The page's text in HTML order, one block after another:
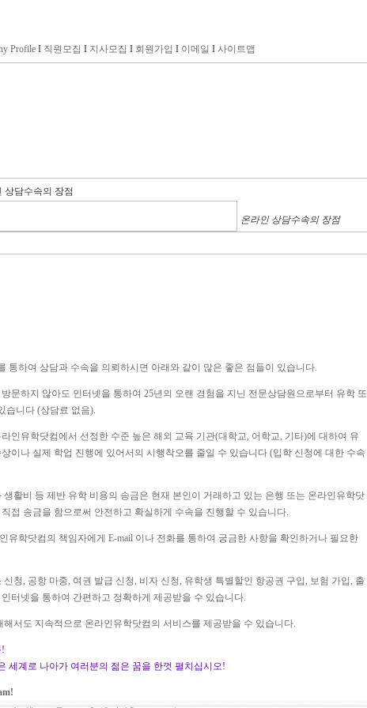
Profile I 직원모집 I 지사모집 I 회원가입 I 이메일 I 사이트맵
상담수속의 장점
온라인 상담수속의 장점
통하여 상담과 수속을 의뢰하시면 아래와 같이 많은 좋은 점들이 있습니다.
문하지 않아도 인터넷을 통하여 25년의 오랜 경험을 지닌 전문상담원으로부터 유학 또
습니다 (상담료 없음).
인유학닷컴에서 선정한 수준 높은 해외 교육 기관(대학교, 어학교, 기타)에 대하여 유
이나 실제 학업 진행에 있어서의 시행착오를 줄일 수 있습니다 (입학 신청에 대한 수속
활비 등 제반 유학 비용의 송금은 현재 본인이 거래하고 있는 은행 또는 온라인유학닷
접 송금을 함으로써 안전하고 확실하게 수속을 진행할 수 있습니다.
유학닷컴의 책임자에게 E-mail 이나 전화를 통하여 궁금한 사항을 확인하거나 필요한
청, 공항 마중, 여권 발급 신청, 비자 신청, 유학생 특별할인 항공권 구입, 보험 가입, 출
터넷을 통하여 간편하고 정확하게 제공받을 수 있습니다.
서도 지속적으로 온라인유학닷컴의 서비스를 제공받을 수 있습니다.
세계로 나아가 여러분의 젊은 꿈을 한껏 펼치십시오!